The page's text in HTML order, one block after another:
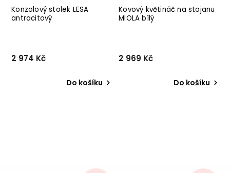
Konzolový stolek LESA
antracitový
2 974 Kč
Do košíku
Kovový květináč na stojanu
MIOLA bílý
2 969 Kč
Do košíku